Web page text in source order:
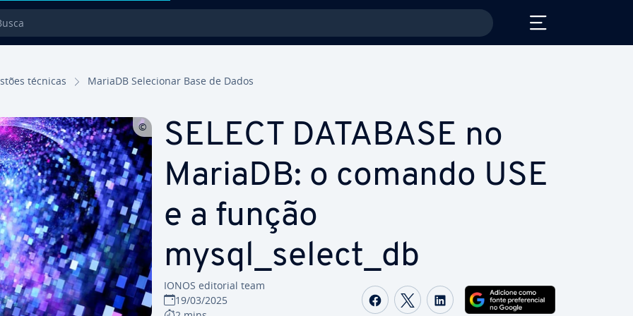
técnicas MariaDB Se­le­ci­o­nar Base de Dados
SELECT DATABASE no
MariaDB: o comando USE
e a função
mysql_select_db
IONOS editorial team
19/03/2025
Com­par­ti­lhar no Facebook
Com­par­ti­lhar no Twitter
Com­par­ti­lhar no LinkedIn